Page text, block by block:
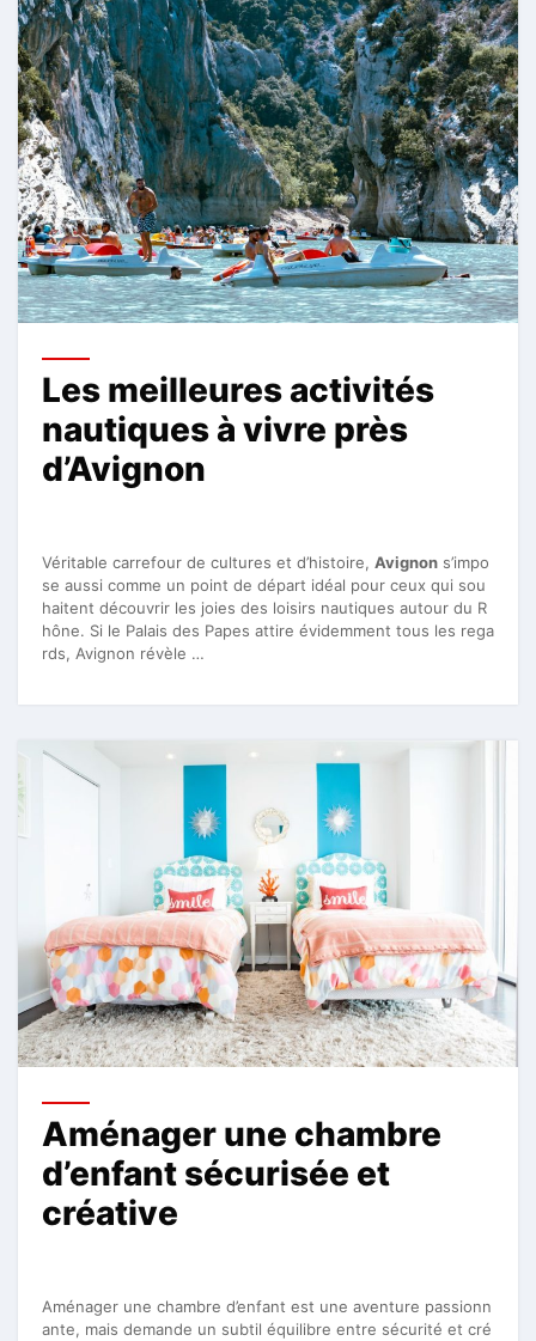
Les meilleures activités
nautiques à vivre près
d’Avignon
Véritable carrefour de cultures et d’histoire, Avignon s’impo
se aussi comme un point de départ idéal pour ceux qui sou
haitent découvrir les joies des loisirs nautiques autour du R
hône. Si le Palais des Papes attire évidemment tous les rega
rds, Avignon révèle …
Aménager une chambre
d’enfant sécurisée et
créative
Aménager une chambre d’enfant est une aventure passionn
ante, mais demande un subtil équilibre entre sécurité et cré